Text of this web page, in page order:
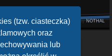
(tzw. ciasteczka)
oraz
lub
Style byNOTHAL